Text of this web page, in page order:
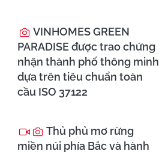
VINHOMES GREEN
PARADISE được trao chứng
nhận thành phố thông minh
dựa trên tiêu chuẩn toàn
cầu ISO 37122
Thủ phủ mơ rừng
miền núi phía Bắc và hành